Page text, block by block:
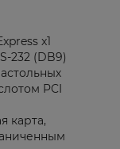
x1
232 (DB9)
PCI
карта,